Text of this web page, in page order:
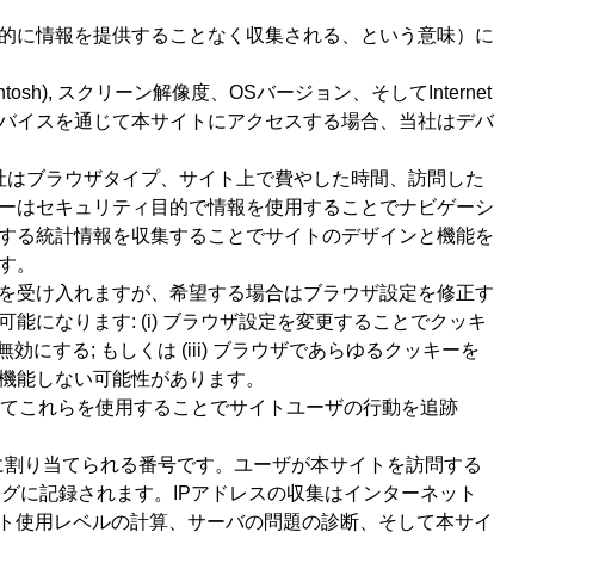
に情報を提供することなく収集される、という意味）に
スクリーン解像度、OSバージョン、そしてInternet
イスを通じて本サイトにアクセスする場合、当社はデバ
ブラウザタイプ、サイト上で費やした時間、訪問した
はセキュリティ目的で情報を使用することでナビゲーシ
る統計情報を収集することでサイトのデザインと機能を
。
受け入れますが、希望する場合はブラウザ設定を修正す
能になります: (i) ブラウザ設定を変更することでクッキ
にする; もしくは (iii) ブラウザであらゆるクッキーを
しない可能性があります。
これらを使用することでサイトユーザの行動を追跡
り当てられる番号です。ユーザが本サイトを訪問する
に記録されます。IPアドレスの収集はインターネット
使用レベルの計算、サーバの問題の診断、そして本サイ